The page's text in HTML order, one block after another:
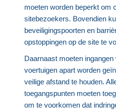
moeten worden beperkt om
sitebezoekers. Bovendien
beveiligingspoorten en
opstoppingen op de site te
Daarnaast moeten
voertuigen apart worden
veilige afstand te houden.
toegangspunten moeten
om te voorkomen dat